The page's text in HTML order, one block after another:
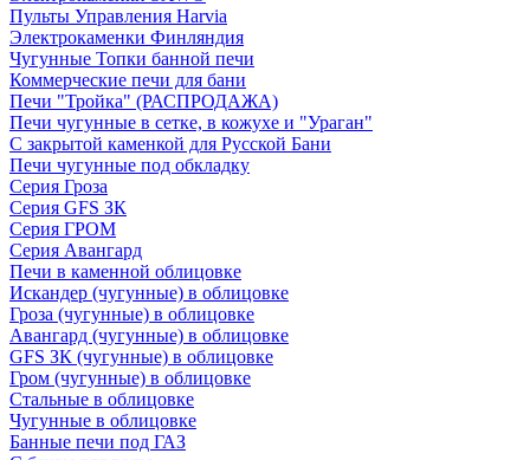
Пульты Управления Harvia
Электрокаменки Финляндия
Чугунные Топки банной печи
Коммерческие печи для бани
Печи "Тройка" (РАСПРОДАЖА)
Печи чугунные в сетке, в кожухе и "Ураган"
С закрытой каменкой для Русской Бани
Печи чугунные под обкладку
Серия Гроза
Серия GFS ЗК
Серия ГРОМ
Серия Авангард
Печи в каменной облицовке
Искандер (чугунные) в облицовке
Гроза (чугунные) в облицовке
Авангард (чугунные) в облицовке
GFS ЗК (чугунные) в облицовке
Гром (чугунные) в облицовке
Стальные в облицовке
Чугунные в облицовке
Банные печи под ГАЗ